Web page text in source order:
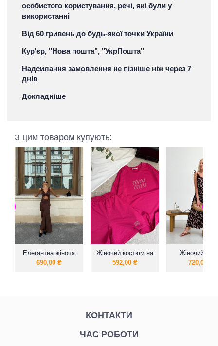
особистого користування, речі, які були у
використанні
Від 60 гривень до будь-якої точки України
Кур'єр, "Нова пошта", "УкрПошта"
Надсилання замовлення не пізніше ніж через 7
днів
Докладніше
З цим товаром купують:
Елегантна жіноча
літня сукня
690,00 ₴
Жіночий костюм на
літо шорти з
592,00 ₴
Жіночий
сарафан на
720,00
КОНТАКТИ
ЧАС РОБОТИ